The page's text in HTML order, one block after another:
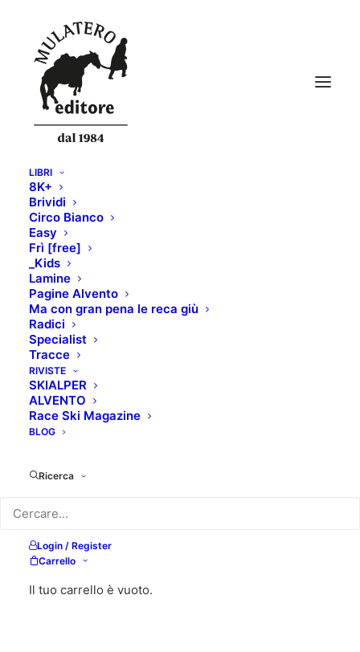
LIBRI
8K+
Brividi
Circo Bianco
Easy
Frì [free]
_Kids
Lamine
Pagine Alvento
Ma con gran pena le reca giù
Radici
Specialist
Tracce
RIVISTE
SKIALPER
ALVENTO
Race Ski Magazine
BLOG
Ricerca
Login / Register
Carrello
Il tuo carrello è vuoto.
Home